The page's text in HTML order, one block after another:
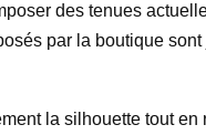
des tenues
par la boutique
la silhouette tout